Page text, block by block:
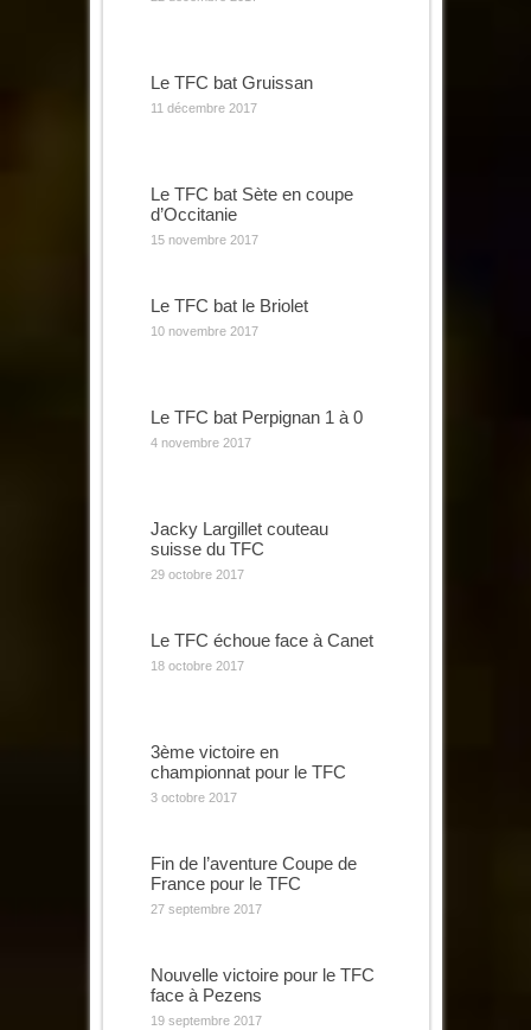
Le TFC bat Gruissan
11 décembre 2017
Le TFC bat Sète en coupe
d’Occitanie
15 novembre 2017
Le TFC bat le Briolet
10 novembre 2017
Le TFC bat Perpignan 1 à 0
4 novembre 2017
Jacky Largillet couteau
suisse du TFC
29 octobre 2017
Le TFC échoue face à Canet
18 octobre 2017
3ème victoire en
championnat pour le TFC
3 octobre 2017
Fin de l’aventure Coupe de
France pour le TFC
27 septembre 2017
Nouvelle victoire pour le TFC
face à Pezens
19 septembre 2017